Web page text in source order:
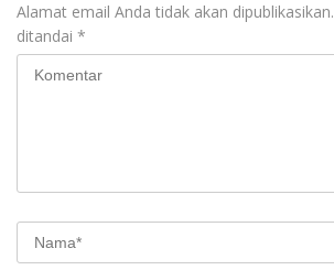
Alamat email Anda tidak akan dipublikasikan.
ditandai *